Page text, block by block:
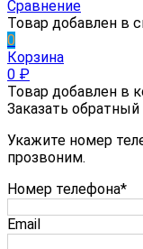
Сравнение
Товар добавлен в
0
Корзина
0 ₽
Товар добавлен в
Заказать
Укажите номер
прозвоним.
Номер телефона*
Email